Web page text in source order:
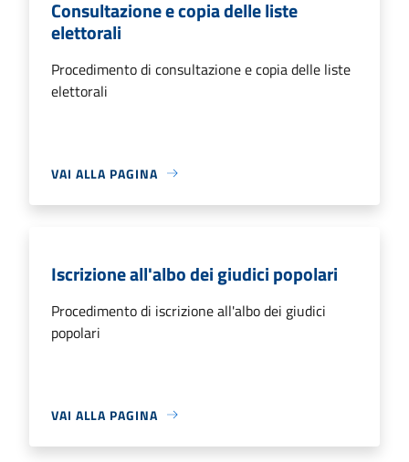
Consultazione e copia delle liste
elettorali
Procedimento di consultazione e copia delle liste
elettorali
VAI ALLA PAGINA
Iscrizione all'albo dei giudici popolari
Procedimento di iscrizione all'albo dei giudici
popolari
VAI ALLA PAGINA